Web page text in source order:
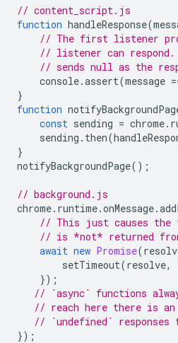
// content_script.js
function handleResponse(
// The first listener
// listener can respond.
// sends null as the
console.assert(message
}
function
const sending = chrome.
sending . then(
}
notifyBackgroundPage();
// background.js
chrome. runtime.onMessage.
// This just causes the
// is *not* returned
await new Promise(
setTimeout(resolve,
});
// `async` functions
// reach here there is
// `undefined`
});